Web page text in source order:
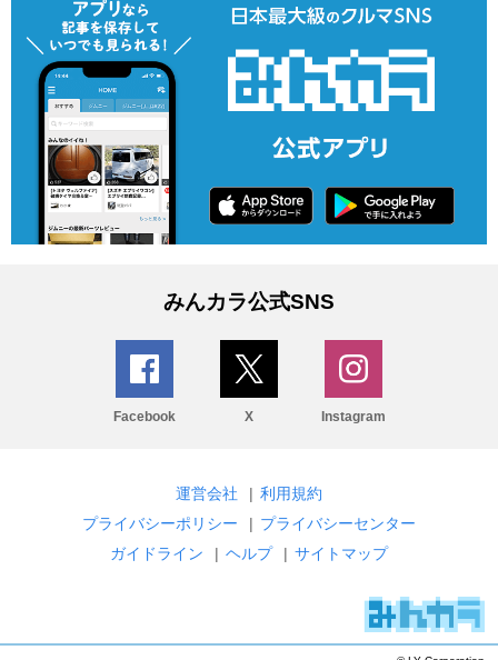
みんカラ公式SNS
Facebook X Instagram
運営会社 | 利用規約
プライバシーポリシー
| プライバシーセンター
ガイドライン
| ヘルプ | サイトマップ